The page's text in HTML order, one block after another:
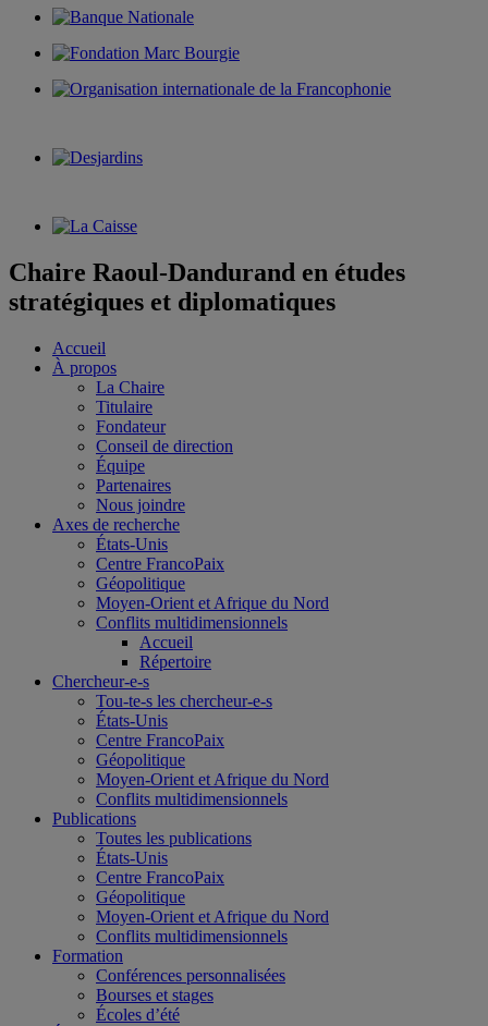
Chaire Raoul-Dandurand en études
stratégiques et diplomatiques
Accueil
À propos
La Chaire
Titulaire
Fondateur
Conseil de direction
Équipe
Partenaires
Nous joindre
Axes de recherche
États-Unis
Centre FrancoPaix
Géopolitique
Moyen-Orient et Afrique du Nord
Conflits multidimensionnels
Accueil
Répertoire
Chercheur-e-s
Tou-te-s les chercheur-e-s
États-Unis
Centre FrancoPaix
Géopolitique
Moyen-Orient et Afrique du Nord
Conflits multidimensionnels
Publications
Toutes les publications
États-Unis
Centre FrancoPaix
Géopolitique
Moyen-Orient et Afrique du Nord
Conflits multidimensionnels
Formation
Conférences personnalisées
Bourses et stages
Écoles d’été